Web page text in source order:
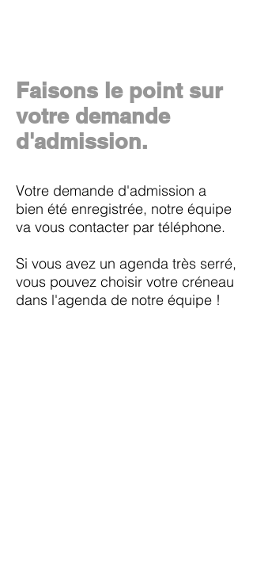
Faisons le point sur
votre demande
d'admission.
Votre demande d'admission a
bien été enregistrée, notre équipe
va vous contacter par téléphone.
Si vous avez un agenda très serré,
vous pouvez choisir votre créneau
dans l'agenda de notre équipe !